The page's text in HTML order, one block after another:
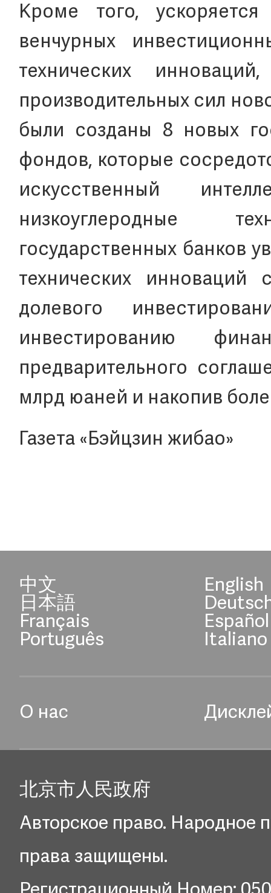
Кроме того,
венчурных
технических
производительных сил
были созданы 8 новых
фондов, которые
искусственный
низкоуглеродные
государственных банков
технических
долевого
инвестированию
предварительного
млрд юаней и накопив
Газета «Бэйцзин жибао»
中文 English
日本語
Français Español
Português Italiano
О нас
北京市人民政府
Авторское право. Народное
права защищены.